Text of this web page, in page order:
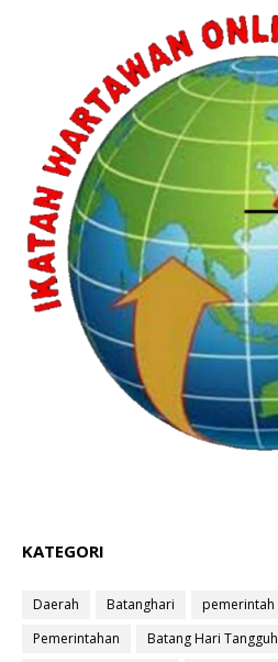
KATEGORI
Daerah Batanghari pemerintah
Pemerintahan
Batang Hari Tangguh